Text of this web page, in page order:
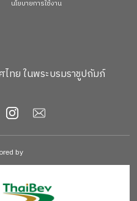
นโยบายการใช้งาน
ทย ในพระบรมราชูปถัมภ์
by